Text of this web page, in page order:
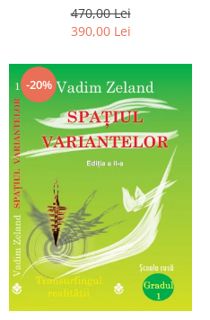
Luceafarului de Dimineata -
Gratuit)
470,00 Lei
390,00 Lei
-20%